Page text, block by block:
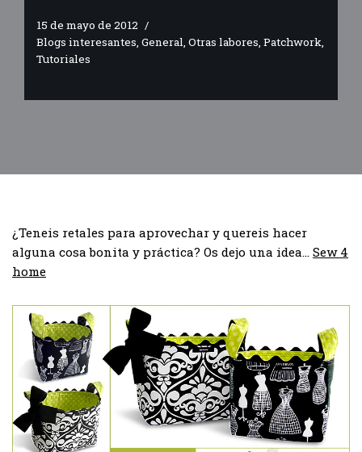
15 de mayo de 2012
Blogs interesantes, General, Otras labores, Patchwork,
Tutoriales
¿Teneis retales para aprovechar y quereis hacer
alguna cosa bonita y práctica? Os dejo una idea… Sew 4
home